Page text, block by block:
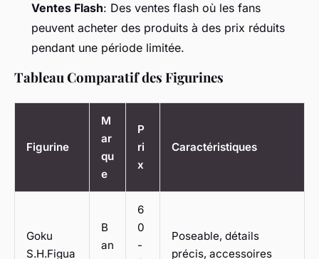
Ventes Flash: Des ventes flash où les fans
peuvent acheter des produits à des prix réduits
pendant une période limitée.
Tableau Comparatif des Figurines
Figurine
M
ar
qu
e
P
ri
x
Caractéristiques
Goku
S.H.Figua
B
an
6
0
-
Poseable, détails
précis, accessoires